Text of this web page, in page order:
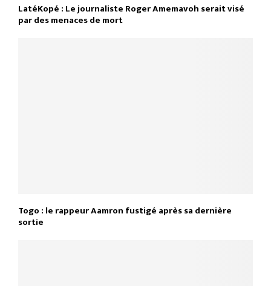
LatéKopé : Le journaliste Roger Amemavoh serait visé
par des menaces de mort
Togo : le rappeur Aamron fustigé après sa dernière
sortie